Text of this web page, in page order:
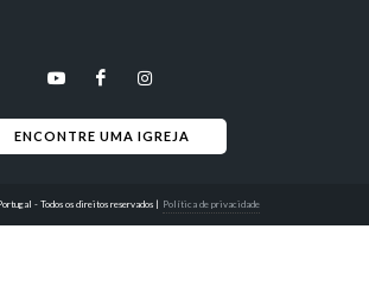
ENCONTRE UMA IGREJA
- Todos os direitos reservados| Política de privacidade